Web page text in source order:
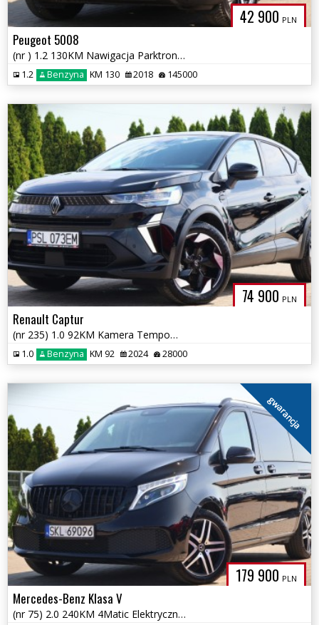
42 900 PLN
Peugeot 5008
(nr ) 1.2 130KM Nawigacja Parktronik Tempomat Panorama Gwarancja!!!
1.2 Benzyna KM 130 2018 145000
74 900 PLN
Renault Captur
(nr 235) 1.0 92KM Kamera Tempomat Parktronik Gwarancja!!!
1.0 Benzyna KM 92 2024 28000
179 900 PLN
gwarancja
Mercedes-Benz Klasa V
(nr 75) 2.0 240KM 4Matic Elektryczne drzwi Kamera Tempomat Gwarancja!!